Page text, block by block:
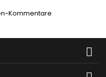
Kommentare
